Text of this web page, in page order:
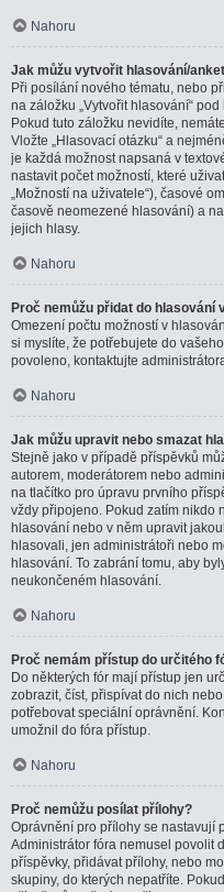
Nahoru
Jak můžu vytvořit hlasování/
Při posílání nového tématu, nebo
na záložku „Vytvořit hlasování“
Pokud tuto záložku nevidíte,
Vložte „Hlasovací otázku“ a
je každá možnost napsaná v
nastavit počet možností, které
„Možností na uživatele“), časové
časově neomezené hlasování) a
jejich hlasy.
Nahoru
Proč nemůžu přidat do hlasování
Omezení počtu možností v
si myslíte, že potřebujete do
povoleno, kontaktujte
Nahoru
Jak můžu upravit nebo smazat
Stejně jako v případě příspěvků
autorem, moderátorem nebo
na tlačítko pro úpravu prvního
vždy připojeno. Pokud zatím nikdo
hlasování nebo v něm upravit
hlasovali, jen administrátoři nebo
hlasování. To zabrání tomu, aby
neukončeném hlasování.
Nahoru
Proč nemám přístup do určitého
Do některých fór mají přístup jen
zobrazit, číst, přispívat do nich
potřebovat speciální oprávnění.
umožnil do fóra přístup.
Nahoru
Proč nemůžu posílat přílohy?
Oprávnění pro přílohy se nastavují
Administrátor fóra nemusel povolit
příspěvky, přidávat přílohy, nebo
skupiny, do kterých nepatříte.